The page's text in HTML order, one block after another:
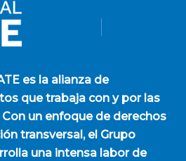
es la alianza de
que trabaja con y por las
un enfoque de derechos
transversal, el Grupo
una intensa labor de